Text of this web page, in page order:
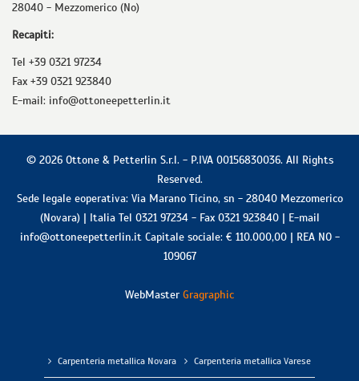
28040 - Mezzomerico (No)
Recapiti:
Tel +39 0321 97234
Fax +39 0321 923840
E-mail: info@ottoneepetterlin.it
© 2026 Ottone & Petterlin S.r.l. - P.IVA 00156830036. All Rights
Reserved.
Sede legale eoperativa: Via Marano Ticino, sn - 28040 Mezzomerico
(Novara) | Italia Tel 0321 97234- Fax 0321 923840| E-mail
info@ottoneepetterlin.it Capitale sociale: € 110.000,00 | REA NO -
109067
WebMaster Gragraphic
Carpenteria metallica Novara Carpenteria metallica Varese